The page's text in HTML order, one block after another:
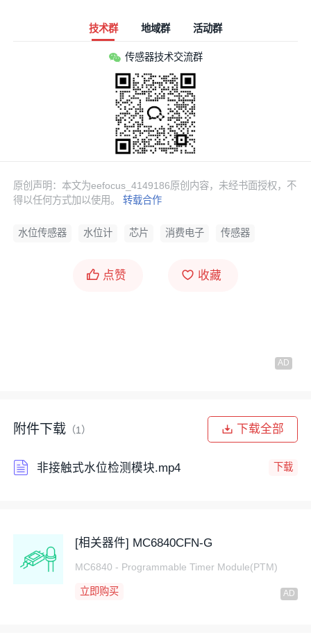
技术群 地域群 活动群
传感器技术交流群
原创声明：本文为eefocus_4149186原创内容，未经书面授权，不
得以任何方式加以使用。转载合作
水位传感器 水位计 芯片 消费电子 传感器
点赞 收藏
附件下载 （1） 下载全部
非接触式水位检测模块.mp4 下载
[相关器件] MC6840CFN-G
MC6840 - Programmable Timer Module(PTM)
立即购买